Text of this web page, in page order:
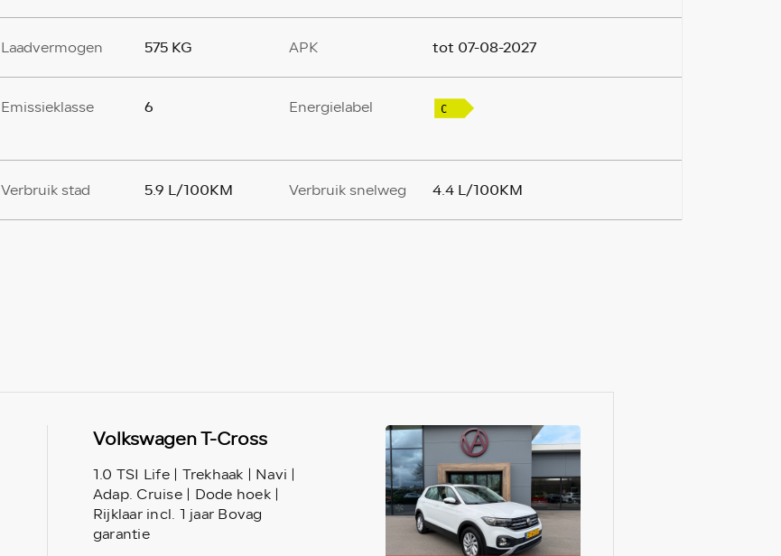
Laadvermogen 575 KG APK tot 07-08-2027
Emissieklasse 6 Energielabel
Verbruik stad 5.9 L/100KM Verbruik snelweg 4.4 L/100KM
Volkswagen T-Cross
1.0 TSI Life | Trekhaak | Navi |
Adap. Cruise | Dode hoek |
Rijklaar incl. 1 jaar Bovag
garantie